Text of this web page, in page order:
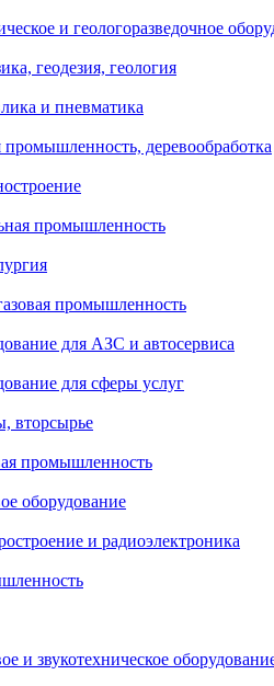
и геологоразведочное
геодезия, геология
и пневматика
промышленность, деревообработка
промышленность
промышленность
для АЗС и автосервиса
для сферы услуг
вторсырье
промышленность
оборудование
и радиоэлектроника
и звукотехническое